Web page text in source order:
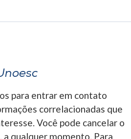
para entrar em contato
correlacionadas que
Você pode cancelar o
a qualquer momento. Para